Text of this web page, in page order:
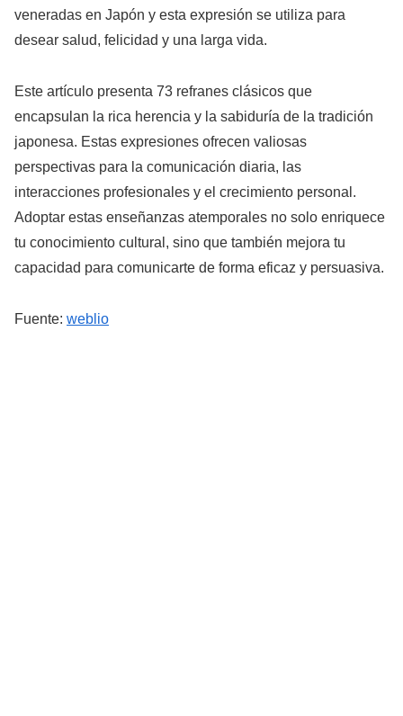
veneradas en Japón y esta expresión se utiliza para
desear salud, felicidad y una larga vida.
Este artículo presenta 73 refranes clásicos que
encapsulan la rica herencia y la sabiduría de la tradición
japonesa. Estas expresiones ofrecen valiosas
perspectivas para la comunicación diaria, las
interacciones profesionales y el crecimiento personal.
Adoptar estas enseñanzas atemporales no solo enriquece
tu conocimiento cultural, sino que también mejora tu
capacidad para comunicarte de forma eficaz y persuasiva.
Fuente: weblio